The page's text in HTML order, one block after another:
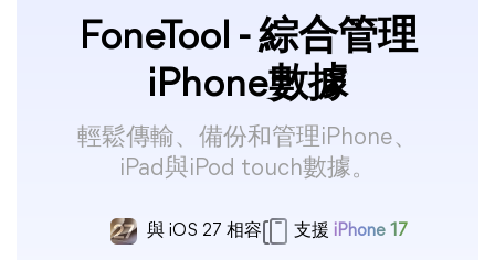
FoneTool - 綜合管理
iPhone數據
輕鬆傳輸、備份和管理iPhone、
iPad與iPod touch數據。
與 iOS 27 相容 支援 iPhone 17